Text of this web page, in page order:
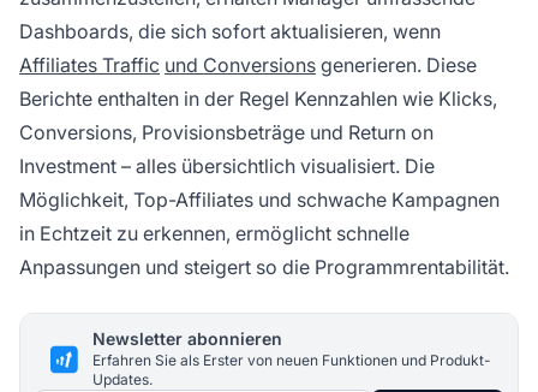
Dashboards, die sich sofort aktualisieren, wenn
Affiliates Traffic und Conversions generieren. Diese
Berichte enthalten in der Regel Kennzahlen wie Klicks,
Conversions, Provisionsbeträge und Return on
Investment – alles übersichtlich visualisiert. Die
Möglichkeit, Top-Affiliates und schwache Kampagnen
in Echtzeit zu erkennen, ermöglicht schnelle
Anpassungen und steigert so die Programmrentabilität.
Newsletter abonnieren
Erfahren Sie als Erster von neuen Funktionen und Produkt-
Updates.